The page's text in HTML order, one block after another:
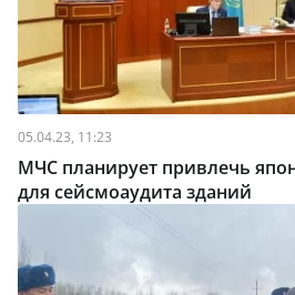
05.04.23, 11:23
МЧС планирует привлечь
для сейсмоаудита зданий